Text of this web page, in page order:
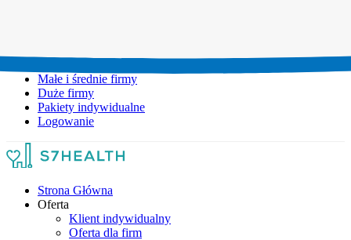
Małe i średnie firmy
Duże firmy
Pakiety indywidualne
Logowanie
Strona Główna
Oferta
Klient indywidualny
Oferta dla firm